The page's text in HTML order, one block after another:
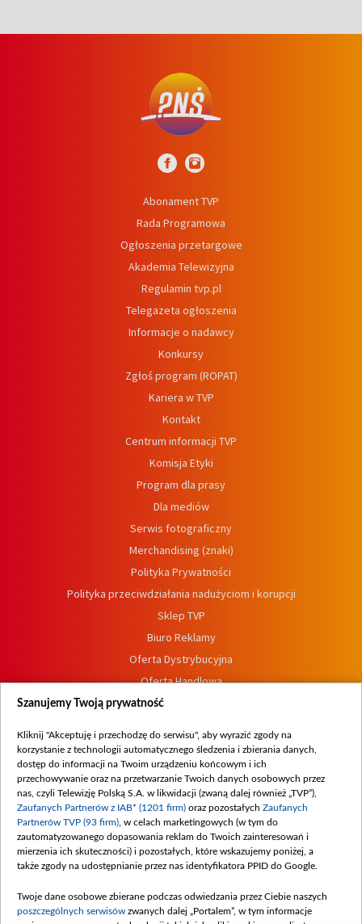
Abonament TVP
Rada Programowa
Ogłoszenia przetargowe
Akademia Telewizyjna
Regulamin tvp.pl
Telegazeta ogłoszenia
Informacje o nadawcy
Konkursy
Zgłoś program (ROPAT)
Kariera w TVP
Kontakt
Centrum informacji TVP
Komisja Etyki
Program dla prasy
Dla mediów
Serwis fotograficzny
Merchandising (znaki)
Polityka Prywatności
Polityka przeciwdziałania nadużyciom i korupcji
Sklep TVP
Biuro Reklamy
Oferta Dystrybucyjna
Oferta Handlowa
Dostępność
Procedura zgłoszeń wewnętrznych
Szanujemy Twoją prywatność
Kliknij "Akceptuję i przechodzę do serwisu", aby wyrazić zgody na
korzystanie z technologii automatycznego śledzenia i zbierania danych,
dostęp do informacji na Twoim urządzeniu końcowym i ich
przechowywanie oraz na przetwarzanie Twoich danych osobowych przez
nas, czyli Telewizję Polską S.A. w likwidacji (zwaną dalej również „TVP”),
Zaufanych Partnerów z IAB* (1201 firm) oraz pozostałych Zaufanych
Partnerów TVP (93 firm) , w celach marketingowych (w tym do
zautomatyzowanego dopasowania reklam do Twoich zainteresowań i
mierzenia ich skuteczności) i pozostałych, które wskazujemy poniżej, a
także zgody na udostępnianie przez nas identyfikatora PPID do Google.
Twoje dane osobowe zbierane podczas odwiedzania przez Ciebie naszych
poszczególnych serwisów zwanych dalej „Portalem”, w tym informacje